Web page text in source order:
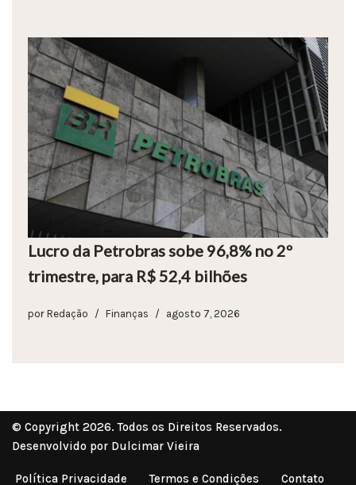
Lucro da Petrobras sobe 96,8% no 2º
trimestre, para R$ 52,4 bilhões
por Redação Finanças agosto 7, 2026
© Copyright 2026. Todos os Direitos Reservados.
Desenvolvido por Dulcimar Vieira
Política Privacidade Termos e Condições Contato